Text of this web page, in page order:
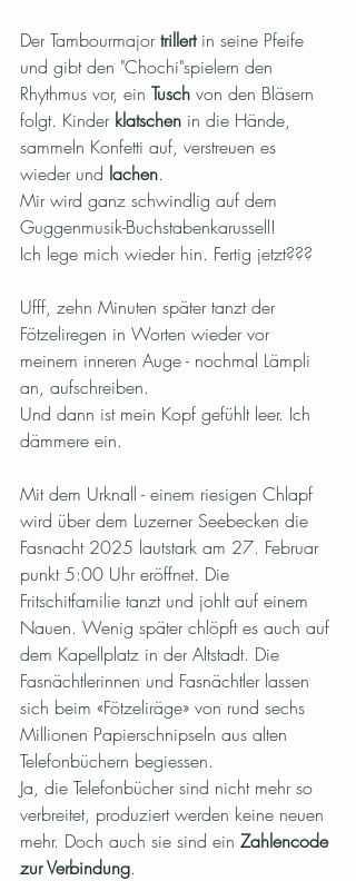
Der Tambourmajor trillert in seine Pfeife
und gibt den "Chochi"spielern den
Rhythmus vor, ein Tusch von den Bläsern
folgt. Kinder klatschen in die Hände,
sammeln Konfetti auf, verstreuen es
wieder und lachen.
Mir wird ganz schwindlig auf dem
Guggenmusik-Buchstabenkarussell!
Ich lege mich wieder hin. Fertig jetzt???
Ufff, zehn Minuten später tanzt der
Fötzeliregen in Worten wieder vor
meinem inneren Auge - nochmal Lämpli
an, aufschreiben.
Und dann ist mein Kopf gefühlt leer. Ich
dämmere ein.
Mit dem Urknall - einem riesigen Chlapf
wird über dem Luzerner Seebecken die
Fasnacht 2025 lautstark am 27. Februar
punkt 5:00 Uhr eröffnet. Die
Fritschitfamilie tanzt und johlt auf einem
Nauen. Wenig später chlöpft es auch auf
dem Kapellplatz in der Altstadt. Die
Fasnächtlerinnen und Fasnächtler lassen
sich beim «Fötzeliräge» von rund sechs
Millionen Papierschnipseln aus alten
Telefonbüchern begiessen.
Ja, die Telefonbücher sind nicht mehr so
verbreitet, produziert werden keine neuen
mehr. Doch auch sie sind ein Zahlencode
zur Verbindung.